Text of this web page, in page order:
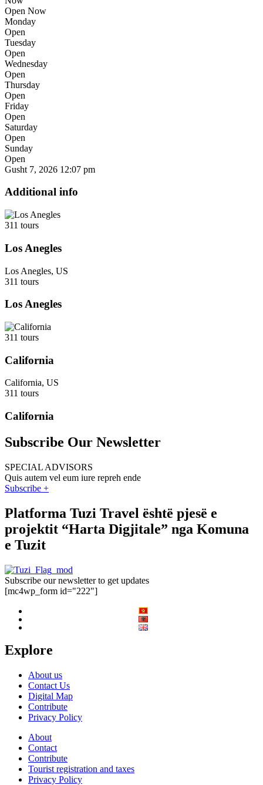
Open Now
Monday
Open
Tuesday
Open
Wednesday
Open
Thursday
Open
Friday
Open
Saturday
Open
Sunday
Open
Gusht 7, 2026 12:07 pm
Additional info
311 tours
Los Anegles
Los Anegles, US
311 tours
Los Anegles
311 tours
California
California, US
311 tours
California
Subscribe Our Newsletter
SPECIAL ADVISORS
Quis autem vel eum iure repreh ende
Subscribe +
Platforma Tuzi Travel është pjesë e
projektit “Harta Digjitale” nga Komuna
e Tuzit
Subscribe our newsletter to get updates
[mc4wp_form id="222"]
Explore
About us
Contact Us
Digital Map
Contribute
Privacy Policy
About
Contact
Contribute
Tourist registration and taxes
Privacy Policy